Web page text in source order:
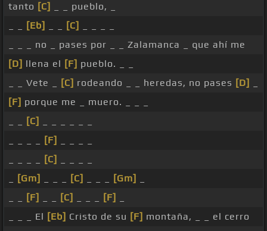
tanto [C]
_ _ pueblo, _
[Eb] [C]
_ _ _ no _ pases por _ _ Zalamanca _ que ahí me
[D] llena el [F] pueblo. _ _
_ _ Vete _
[C] rodeando _ _ heredas, no pases [D]
[F] porque me _ muero. _ _ _
[C]
[F]
[C]
[Gm] [C] [Gm]
[F] [C] [F]
_ _ _ El [Eb] Cristo de su [F] montaña, _ _ el cerro